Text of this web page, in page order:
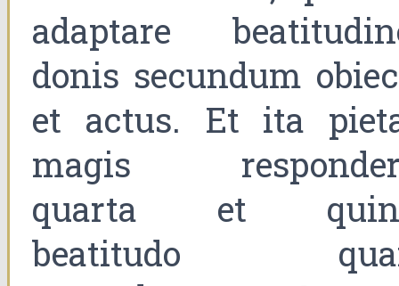
adaptare
donis secundum
et actus. Et ita
magis
quarta et
beatitudo